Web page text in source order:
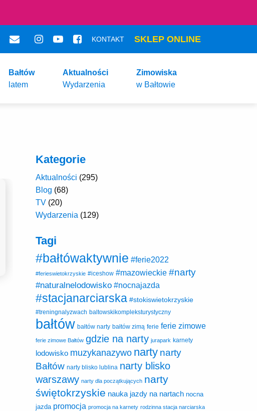
SKLEP ONLINE
KONTAKT
Bałtów
latem
Aktualności
Wydarzenia
Zimowiska
w Bałtowie
Kategorie
Aktualności (295)
Blog (68)
TV(20)
Wydarzenia (129)
Tagi
#bałtówaktywnie #ferie2022
#ferieswietokrzyskie #iceshow #mazowieckie #narty
#naturalnelodowisko #nocnajazda
#stacjanarciarska #stokiswietokrzyskie
#treningnalyzwach baltowskikompleksturystyczny
bałtów bałtów narty bałtów zimą ferie ferie zimowe
ferie zimowe Bałtów gdzie na narty jurapark karnety
lodowisko muzykanazywo narty narty
Bałtów narty blisko lublina narty blisko
warszawy narty dla początkujących narty
świętokrzyskie nauka jazdy na nartach nocna
jazda promocja promocja na karnety rodzinna stacja narciarska